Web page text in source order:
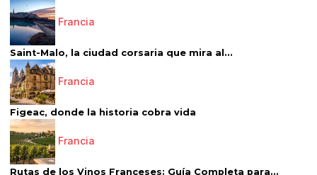
Francia
Saint-Malo, la ciudad corsaria que mira al...
Francia
Figeac, donde la historia cobra vida
Francia
Rutas de los Vinos Franceses: Guía Completa para...